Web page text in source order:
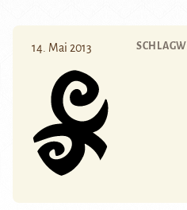
14. Mai 2013